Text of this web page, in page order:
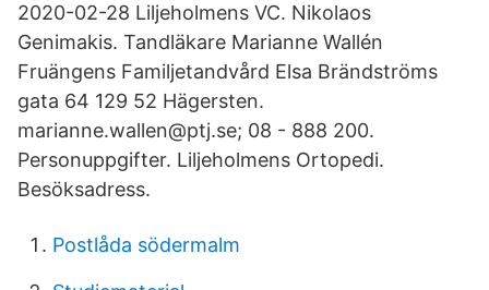
2020-02-28 Liljeholmens VC. Nikolaos
Genimakis. Tandläkare Marianne Wallén
Fruängens Familjetandvård Elsa Brändströms
gata 64 129 52 Hägersten.
marianne.wallen@ptj.se; 08 - 888 200.
Personuppgifter. Liljeholmens Ortopedi.
Besöksadress.
Postlåda södermalm